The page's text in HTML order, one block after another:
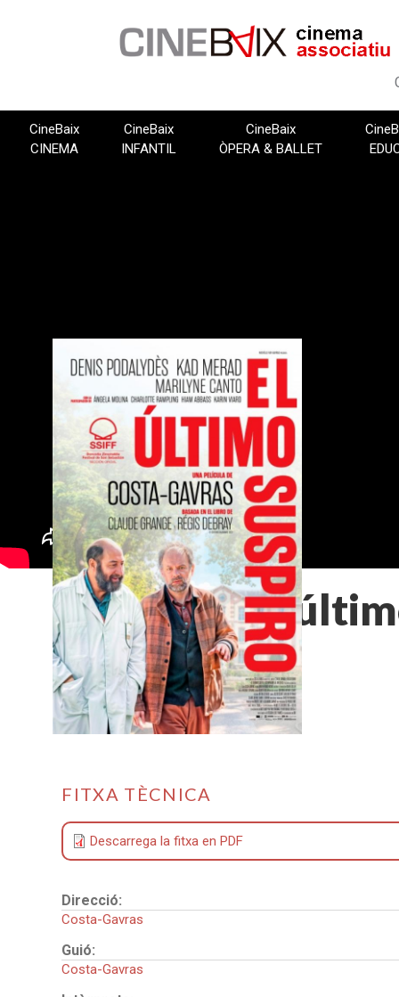
CineBaix
CINEMA
CineBaix
INFANTIL
CineBaix
ÒPERA & BALLET
El
FITXA TÈCNICA
Descarrega la fitxa en PDF
Direcció:
Costa-Gavras
Guió:
Costa-Gavras